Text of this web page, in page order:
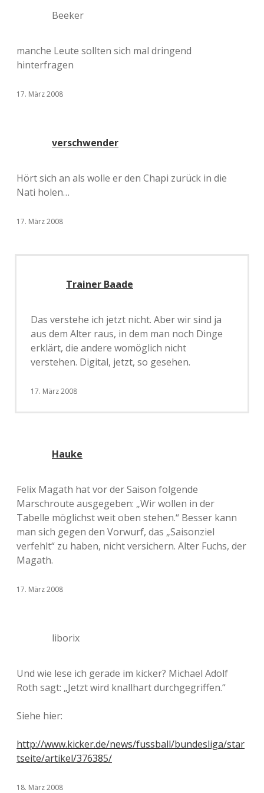
Beeker
manche Leute sollten sich mal dringend
hinterfragen
17. März 2008
verschwender
Hört sich an als wolle er den Chapi zurück in die
Nati holen…
17. März 2008
Trainer Baade
Das verstehe ich jetzt nicht. Aber wir sind ja
aus dem Alter raus, in dem man noch Dinge
erklärt, die andere womöglich nicht
verstehen. Digital, jetzt, so gesehen.
17. März 2008
Hauke
Felix Magath hat vor der Saison folgende
Marschroute ausgegeben: „Wir wollen in der
Tabelle möglichst weit oben stehen.“ Besser kann
man sich gegen den Vorwurf, das „Saisonziel
verfehlt“ zu haben, nicht versichern. Alter Fuchs, der
Magath.
17. März 2008
liborix
Und wie lese ich gerade im kicker? Michael Adolf
Roth sagt: „Jetzt wird knallhart durchgegriffen.“
Siehe hier:
http://www.kicker.de/news/fussball/bundesliga/star
tseite/artikel/376385/
18. März 2008